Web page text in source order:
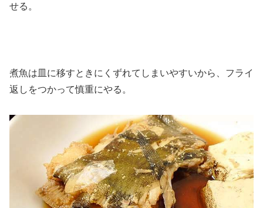
せる。
煮魚は皿に移すときにくずれてしまいやすいから、フライ
返しをつかって慎重にやる。